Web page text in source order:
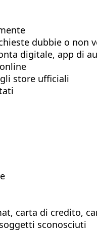
dubbie o non
digitale, app di
store ufficiali
carta di credito,
sconosciuti